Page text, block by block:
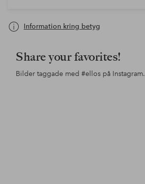
Information kring betyg
Share your favorites!
Bilder taggade med #ellos på Instagram.